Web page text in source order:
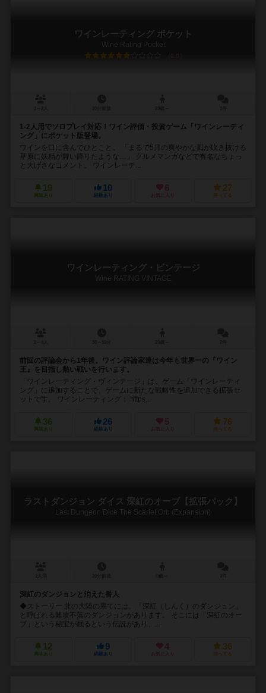
ワインレーティング ポケット
Wine Rating Pocket
6.0
1-2人用でソロプレイ対応！ワイン評価・投資ゲーム「ワインレーティ
ング」にポケット版登場。
ワインを口に含んでひとこと。 「まるで5月の爽やかな風が吹き抜ける
草原に妖精が舞い降りたような…」 グルメマンガなどで有名なちょっ
と大げさなコメント。 ワインレーテ...
19
興味あり
10
経験あり
6
お気に入り
27
持ってる
ワインレーティング・ビンテージ
Wine RATING VINTAGE
前回の評論会から1年後。ワイン評論家達は今年も世界一の『ワイン
王』を目指し熱い戦いを行います。
「ワインレーティング・ヴィンテージ」は、ゲーム「ワインレーティ
ング」に追加することで、ゲームに新たな戦略性を追加できる拡張セ
ットです。 ワインレーティング： https...
36
興味あり
26
経験あり
5
お気に入り
76
持ってる
ラストダンジョン ダイス 深紅のオーブ【拡張パック】
Last Dungeon Dice The Scarlet Orb (Expansion)
深紅のダンジョンと消えた番人
◆ストーリー 北の大陸の果てには、「深紅（しんく）のダンジョン」
と呼ばれる難攻不落のダンジョンがあります。 そこには「深紅のオー
ブ」という秘宝が眠るという伝説があり、...
12
興味あり
9
経験あり
4
お気に入り
36
持ってる